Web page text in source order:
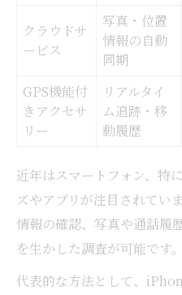
クラウドサ
ービス
写真・位置
情報の自動
同期
GPS機能付
きアクセサ
リー
リアルタイ
ム追跡・移
動履歴
近年はスマートフォン、特
ズやアプリが注目されてい
情報の確認、写真や通話履
を生かした調査が可能です。
代表的な方法として、